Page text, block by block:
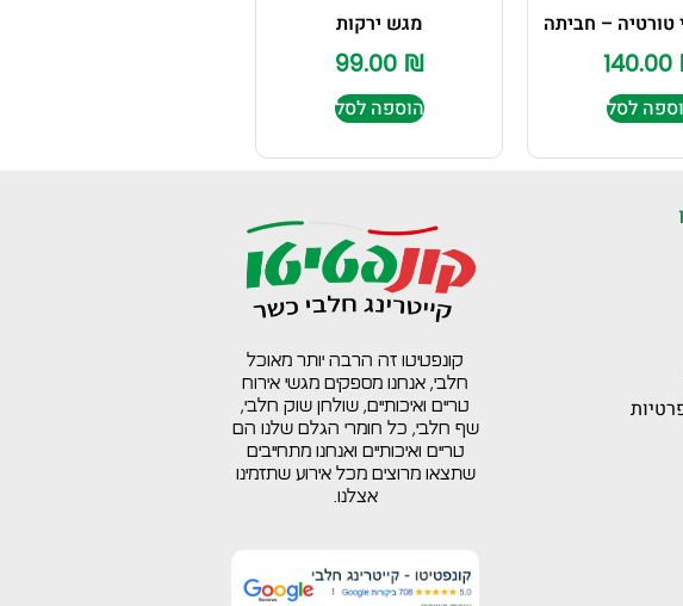
– חביתה
140.00
לסל
מגש ירקות
99.00 ₪
הוספה לסל
קונפטיטו זה הרבה יותר מאוכל
חלבי, אנחנו מספקים מגשי אירוח
טריים ואיכותיים, שולחן שוק חלבי,
שף חלבי, כל חומרי הגלם שלנו הם
טריים ואיכותיים ואנחנו מתחייבים
שתצאו מרוצים מכל אירוע שתזמינו
אצלנו.